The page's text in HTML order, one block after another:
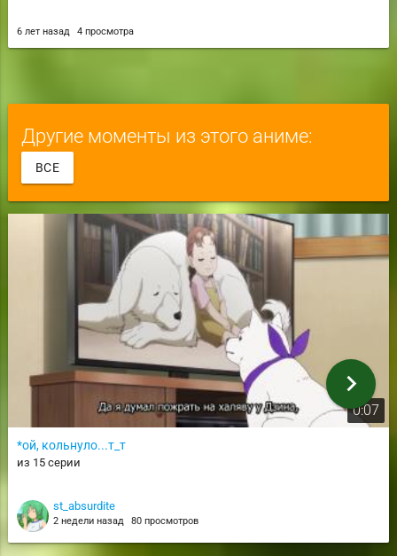
6 лет назад 4 просмотра
Другие моменты из этого аниме:
ВСЕ
0:07
*ой, кольнуло...т_т
из 15 серии
st_absurdite
2 недели назад 80 просмотров
chevron_right